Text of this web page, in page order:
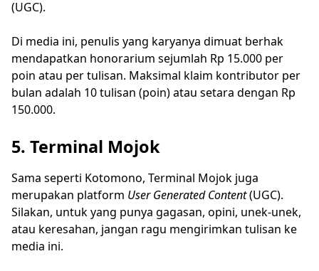
(UGC).
Di media ini, penulis yang karyanya dimuat berhak
mendapatkan honorarium sejumlah Rp 15.000 per
poin atau per tulisan. Maksimal klaim kontributor per
bulan adalah 10 tulisan (poin) atau setara dengan Rp
150.000.
5. Terminal Mojok
Sama seperti Kotomono, Terminal Mojok juga
merupakan platform User Generated Content(UGC).
Silakan, untuk yang punya gagasan, opini, unek-unek,
atau keresahan, jangan ragu mengirimkan tulisan ke
media ini.